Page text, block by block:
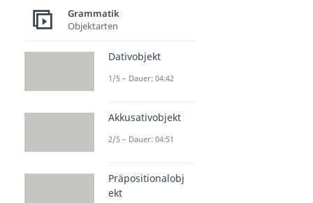
Grammatik
Objektarten
Dativobjekt
1/5 – Dauer: 04:42
Akkusativobjekt
2/5 – Dauer: 04:51
Präpositionalobj
ekt